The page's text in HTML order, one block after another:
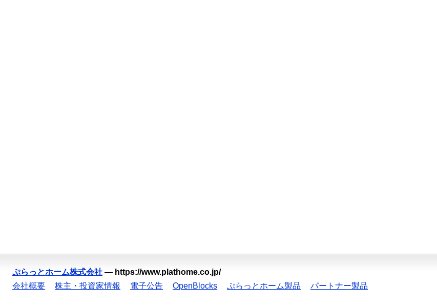
ぷらっとホーム株式会社 — https://www.plathome.co.jp/
会社概要
株主・投資家情報 電子公告 OpenBlocks ぷらっとホーム製品 パートナー製品